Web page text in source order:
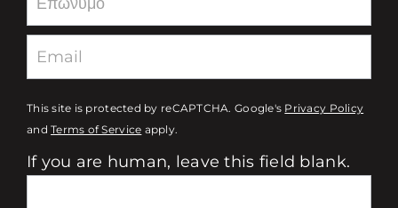
This site is protected by reCAPTCHA. Google's Privacy Policy
andTerms of Service apply.
If you are human, leave this field blank.